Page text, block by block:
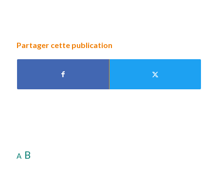
Partager cette publication
A B